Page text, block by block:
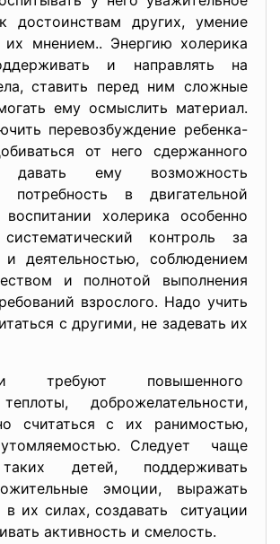
достоинствам других, умение
их мнением.. Энергию холерика
и направлять на
ставить перед ним сложные
ему осмыслить материал.
перевозбуждение ребенка-
от него сдержанного
давать ему возможность
потребность в двигательной
воспитании холерика особенно
контроль за
и деятельностью, соблюдением
и полнотой выполнения
взрослого. Надо учить
с другими, не задевать их
требуют повышенного
доброжелательности,
считаться с их ранимостью,
Следует чаще
детей, поддерживать
эмоции, выражать
в их силах, создавать ситуации
активность и смелость.